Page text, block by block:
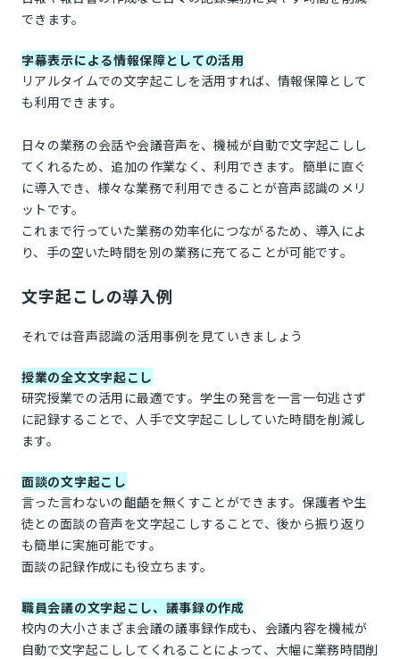
できます。
字幕表示による情報保障としての活用
リアルタイムでの文字起こしを活用すれば、情報保障として
も利用できます。
日々の業務の会話や会議音声を、機械が自動で文字起こしし
てくれるため、追加の作業なく、利用できます。簡単に直ぐ
に導入でき、様々な業務で利用できることが音声認識のメリ
ットです。
これまで行っていた業務の効率化につながるため、導入によ
り、手の空いた時間を別の業務に充てることが可能です。
文字起こしの導入例
それでは音声認識の活用事例を見ていきましょう
授業の全文文字起こし
研究授業での活用に最適です。学生の発言を一言一句逃さず
に記録することで、人手で文字起こししていた時間を削減し
ます。
面談の文字起こし
言った言わないの齟齬を無くすことができます。保護者や生
徒との面談の音声を文字起こしすることで、後から振り返り
も簡単に実施可能です。
面談の記録作成にも役立ちます。
職員会議の文字起こし、議事録の作成
校内の大小さまざま会議の議事録作成も、会議内容を機械が
自動で文字起こししてくれることによって、大幅に業務時間削